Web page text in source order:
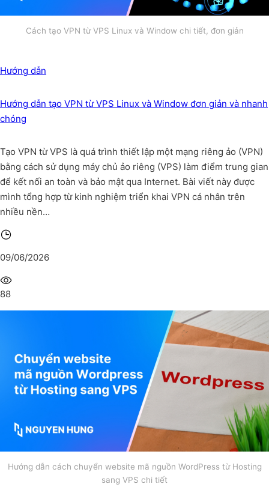
Cách tạo VPN từ VPS Linux và Window chi tiết, đơn giản
Hướng dẫn
Hướng dẫn tạo VPN từ VPS Linux và Window đơn giản và nhanh
chóng
Tạo VPN từ VPS là quá trình thiết lập một mạng riêng ảo (VPN)
bằng cách sử dụng máy chủ ảo riêng (VPS) làm điểm trung gian
để kết nối an toàn và bảo mật qua Internet. Bài viết này được
mình tổng hợp từ kinh nghiệm triển khai VPN cá nhân trên
nhiều nền…
09/06/2026
88
Hướng dẫn cách chuyển website mã nguồn WordPress từ Hosting
sang VPS chi tiết